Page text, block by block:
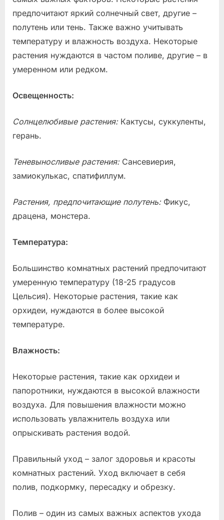
предпочитают яркий солнечный свет, другие –
полутень или тень. Также важно учитывать
температуру и влажность воздуха. Некоторые
растения нуждаются в частом поливе, другие – в
умеренном или редком.
Освещенность:
Солнцелюбивые растения:Кактусы, суккуленты,
герань.
Теневыносливые растения:Сансевиерия,
замиокулькас, спатифиллум.
Растения, предпочитающие полутень:Фикус,
драцена, монстера.
Температура:
Большинство комнатных растений предпочитают
умеренную температуру (18-25 градусов
Цельсия). Некоторые растения, такие как
орхидеи, нуждаются в более высокой
температуре.
Влажность:
Некоторые растения, такие как орхидеи и
папоротники, нуждаются в высокой влажности
воздуха. Для повышения влажности можно
использовать увлажнитель воздуха или
опрыскивать растения водой.
Правильный уход – залог здоровья и красоты
комнатных растений. Уход включает в себя
полив, подкормку, пересадку и обрезку.
Полив – один из самых важных аспектов ухода